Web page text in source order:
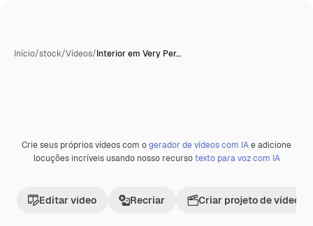
Início/stock/Vídeos/Interior em Very Per…
Premium
Crie seus próprios vídeos com ogerador de vídeos com IAe adicione
locuções incríveis usando nosso recursotexto para voz com IA
Editar vídeo Recriar Criar projeto de vídeo